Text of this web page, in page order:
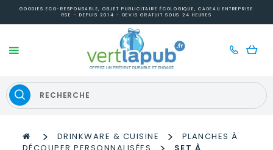
GOODIES ECO-RESPONSABLE, OBJET PUBLICITAIRE ÉCOLOGIQUE, CADEAU ENTREPRISE
RSE - DEPUIS 2014 - DEVIS GRATUIT SOUS 24 HEURES
> DRINKWARE & CUISINE >
PLANCHES À